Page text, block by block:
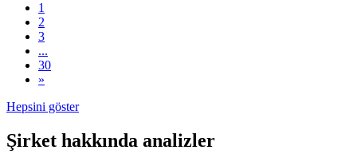
1
2
3
...
30
»
Hepsini göster
Şirket hakkında analizler